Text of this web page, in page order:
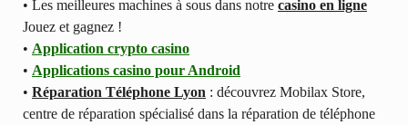
• Les meilleures machines à sous dans notre casino en ligne
Jouez et gagnez !
• Application crypto casino
• Applications casino pour Android
• Réparation Téléphone Lyon : découvrez Mobilax Store,
centre de réparation spécialisé dans la réparation de téléphone